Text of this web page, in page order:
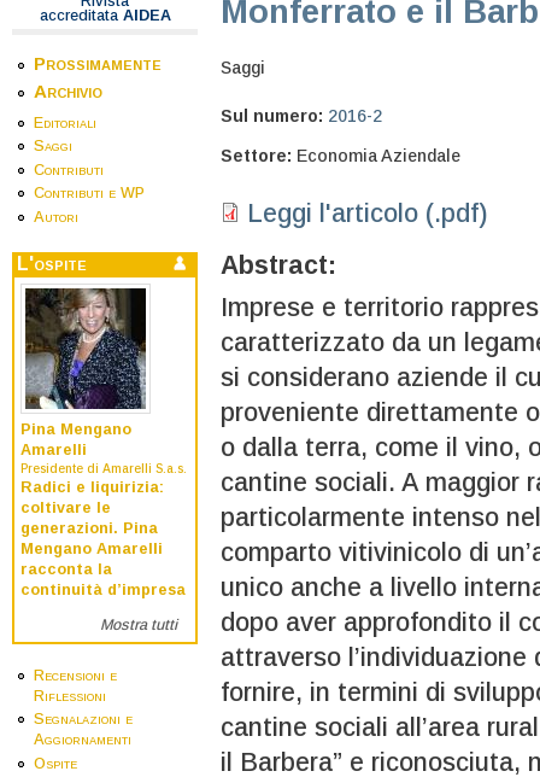
accreditata AIDEA
Prossimamente
Archivio
Editoriali
Saggi
Contributi
Contributi e WP
Autori
L'ospite
Pina Mengano
Amarelli
Presidente di Amarelli S.a.s.
Radici e liquirizia:
coltivare le
generazioni. Pina
Mengano Amarelli
racconta la
continuità d’impresa
Mostra tutti
Recensioni e
Riflessioni
Segnalazioni e
Aggiornamenti
Ospite
Monferrato e il
Saggi
Sul numero: 2016-2
Settore: Economia Aziendale
Leggi l'articolo (.pdf)
Abstract:
Imprese e territorio
caratterizzato da un
si considerano aziende il
proveniente direttamente
o dalla terra, come il vino,
cantine sociali. A maggior
particolarmente intenso
comparto vitivinicolo di
unico anche a livello
dopo aver approfondito il
attraverso
fornire, in termini di
cantine sociali all’area
il Barbera” e riconosciuta,